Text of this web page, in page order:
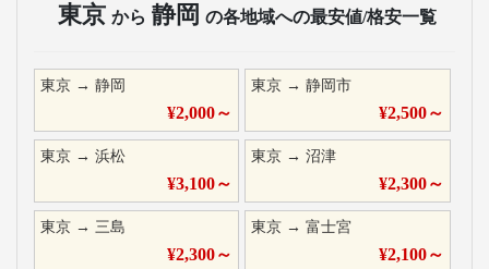
東京 から 静岡 の各地域への最安値/格安一覧
東京 → 静岡
¥2,000～
東京 →静岡市
¥2,500～
東京 → 浜松
¥3,100～
東京 →沼津
¥2,300～
東京 → 三島
¥2,300～
東京 →富士宮
¥2,100～